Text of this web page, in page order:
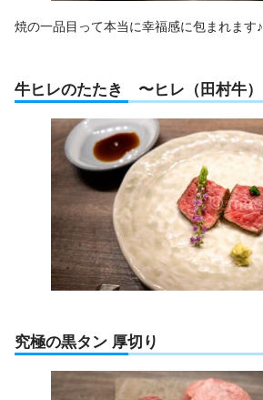
焼の一品目って本当に幸福感に包まれます♪
牛ヒレのたたき 〜ヒレ（田村牛）
究極の黒タン 厚切り